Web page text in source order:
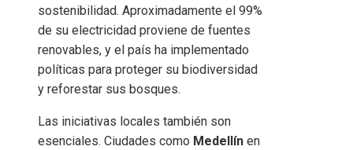
sostenibilidad. Aproximadamente el 99%
de su electricidad proviene de fuentes
renovables, y el país ha implementado
políticas para proteger su biodiversidad
y reforestar sus bosques.
Las iniciativas locales también son
esenciales. Ciudades como Medellín en